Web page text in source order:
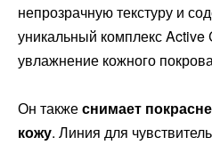
непрозрачную текстуру и
уникальный комплекс
увлажнение кожного
Он такжеснимает
кожу. Линия для